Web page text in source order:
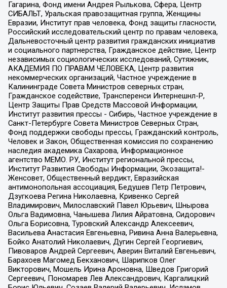
Гагарина, Фонд имени Андрея Рылькова, Сфера, Центр
СИБАЛЬТ, Уральская правозащитная группа, Женщины
Евразии, Институт прав человека, Фонд защиты гласности,
Российский исследовательский центр по правам человека,
Дальневосточный центр развития гражданских инициатив
и социального партнерства, Гражданское действие, Центр
независимых социологических исследований, Сутяжник,
АКАДЕМИЯ ПО ПРАВАМ ЧЕЛОВЕКА, Центр развития
некоммерческих организаций, Частное учреждение в
Калининграде Совета Министров северных стран,
Гражданское содействие, Трансперенси Интернешнл-Р,
Центр Защиты Прав Средств Массовой Информации,
Институт развития прессы - Сибирь, Частное учреждение в
Санкт-Петербурге Совета Министров Северных Стран,
Фонд поддержки свободы прессы, Гражданский контроль,
Человек и Закон, Общественная комиссия по сохранению
наследия академика Сахарова, Информационное
агентство МЕМО. РУ, Институт региональной прессы,
Институт Развития Свободы Информации, Экозащита!-
Женсовет, Общественный вердикт, Евразийская
антимонопольная ассоциация, Бедушев Петр Петрович,
Дзугкоева Регина Николаевна, Кривенко Сергей
Владимирович, Милославский Павел Юрьевич, Шнырова
Ольга Вадимовна, Чанышева Лилия Айратовна, Сидорович
Ольга Борисовна, Туровский Александр Алексеевич,
Васильева Анастасия Евгеньевна, Ривина Анна Валерьевна,
Бойко Анатолий Николаевич, Дугин Сергей Георгиевич,
Пивоваров Андрей Сергеевич, Аверин Виталий Евгеньевич,
Барахоев Магомед Бекханович, Шарипков Олег
Викторович, Мошель Ирина Ароновна, Шведов Григорий
Сергеевич, Пономарев Лев Александрович, Каргалицкий